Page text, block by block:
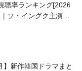
聴率ランキング[2026
ソ・イングク主演の
】新作韓国ドラマまと